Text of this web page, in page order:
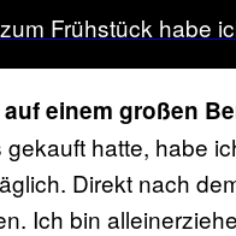
Frühstück habe
einem großen
hatte, habe
Direkt nach
Ich bin